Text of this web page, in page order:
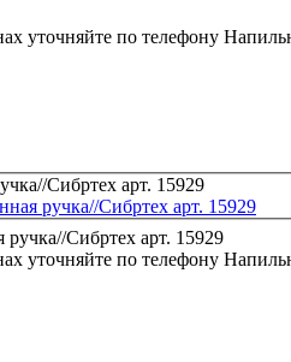
уточняйте по телефону
ручка//Сибртех арт. 15929
уточняйте по телефону